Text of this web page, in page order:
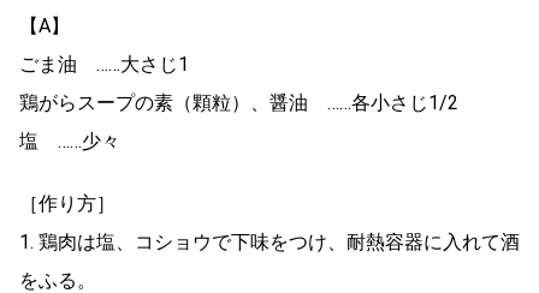
【A】
ごま油 ……大さじ1
鶏がらスープの素（顆粒）、醤油 ……各小さじ1/2
塩 ……少々
［作り方］
1. 鶏肉は塩、コショウで下味をつけ、耐熱容器に入れて酒
をふる。